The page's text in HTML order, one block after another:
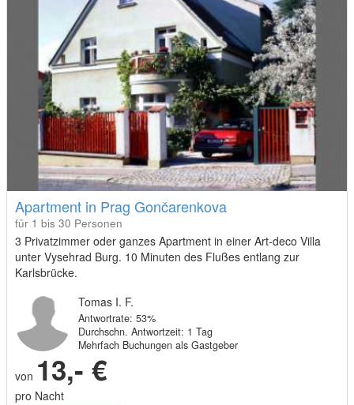
Apartment in Prag Gončarenkova
für 1 bis 30 Personen
3 Privatzimmer oder ganzes Apartment in einer Art-deco Villa
unter Vysehrad Burg. 10 Minuten des Flußes entlang zur
Karlsbrücke.
Tomas I. F.
Antwortrate: 53%
Durchschn. Antwortzeit: 1 Tag
Mehrfach Buchungen als Gastgeber
von 13,- €
pro Nacht